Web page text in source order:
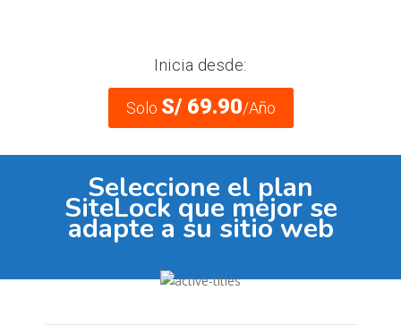
Inicia desde:
Solo S/ 69.90/Año
Seleccione el plan
SiteLock que mejor se
adapte a su sitio web